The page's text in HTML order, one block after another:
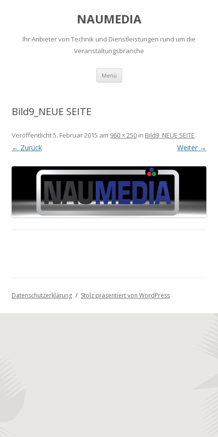
NAUMEDIA
Ihr Anbieter von Technik und Dienstleistungen rund um die
Veranstaltungsbranche
Menü Zum
springen
Bild9_NEUE SEITE
Veröffentlicht5. Februar 2015 am 960 × 250 in Bild9_NEUE SEITE.
← Zurück Weiter →
Datenschutzerklärung Stolz präsentiert von WordPress